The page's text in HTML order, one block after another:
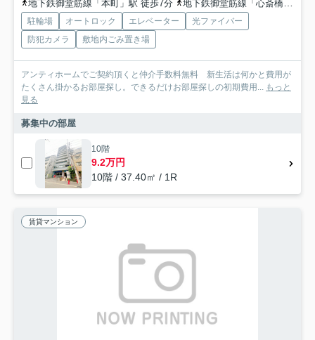
地下鉄御堂筋線「本町」駅 徒歩7分
地下鉄御堂筋線「心斎橋」駅 徒歩8分
駐輪場 オートロック エレベーター
光ファイバー
防犯カメラ
敷地内ごみ置き場
アンティホームでご契約頂くと仲介手数料無料 新生活は何かと費用が
たくさん掛かるお部屋探し。できるだけお部屋探しの初期費用... もっと
見る
募集中の部屋
10階
9.2万円
10階 / 37.40㎡ / 1R
賃貸マンション